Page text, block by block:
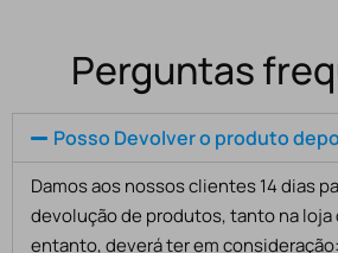
Perguntas
Posso Devolver o produto
Damos aos nossos clientes 14 dias
devolução de produtos, tanto na loja
entanto, deverá ter em consideração: